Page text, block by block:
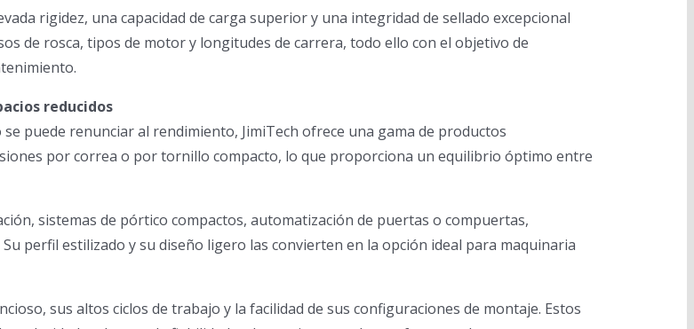
rigidez, una capacidad de carga superior y una integridad de sellado excepcional
de rosca, tipos de motor y longitudes de carrera, todo ello con el objetivo de
reducidos
puede renunciar al rendimiento, JimiTech ofrece una gama de productos
por correa o por tornillo compacto, lo que proporciona un equilibrio óptimo entre
sistemas de pórtico compactos, automatización de puertas o compuertas,
perfil estilizado y su diseño ligero las convierten en la opción ideal para maquinaria
sus altos ciclos de trabajo y la facilidad de sus configuraciones de montaje. Estos